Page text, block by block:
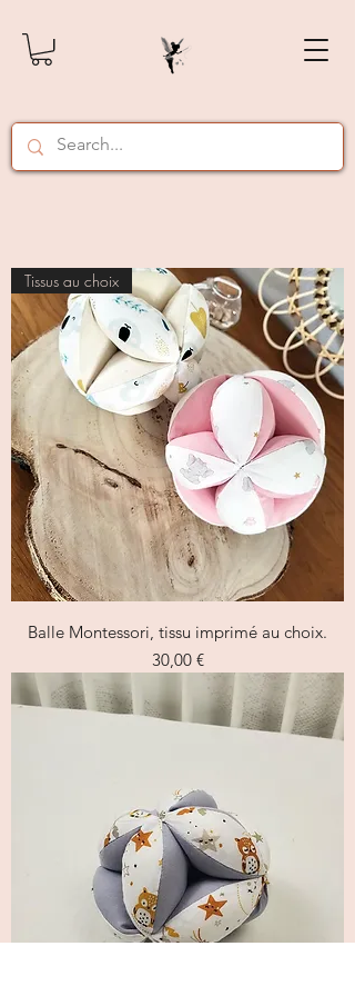
Tissus au choix
Balle Montessori, tissu imprimé au choix.
Prix
30,00 €